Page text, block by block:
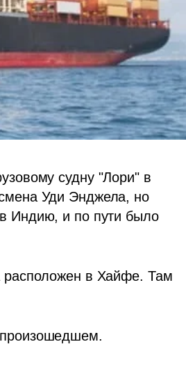
судну "Лори" в
Уди Энджела, но
Индию, и по пути было
расположен в Хайфе. Там